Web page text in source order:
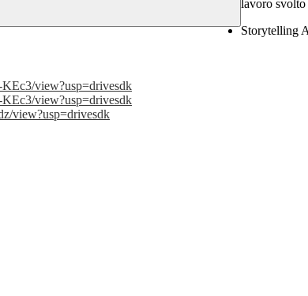
lavoro svolto
Storytelling
view?usp=drivesdk
view?usp=drivesdk
view?usp=drivesdk